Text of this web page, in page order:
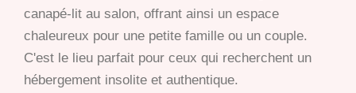
canapé-lit au salon, offrant ainsi un espace
chaleureux pour une petite famille ou un couple.
C'est le lieu parfait pour ceux qui recherchent un
hébergement insolite et authentique.